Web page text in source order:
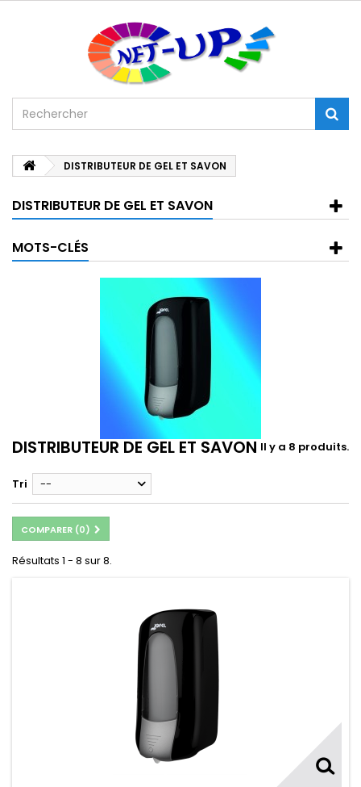
DISTRIBUTEUR DE GEL ET SAVON
DISTRIBUTEUR DE GEL ET SAVON
MOTS-CLÉS
DISTRIBUTEUR DE GEL ET SAVON Il y a 8 produits.
Tri --
COMPARER (0)
Résultats 1 - 8 sur 8.